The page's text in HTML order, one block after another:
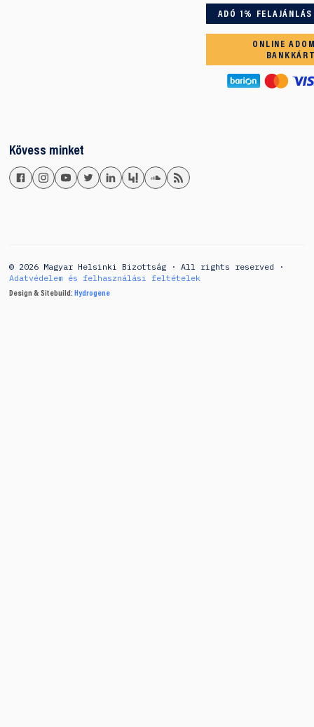
ADÓ 1% FELAJÁNLÁS
ONLINE
Kövess minket
© 2026 Magyar Helsinki Bizottság · All rights reserved ·
Adatvédelem és felhasználási feltételek
Design & Sitebuild: Hydrogene